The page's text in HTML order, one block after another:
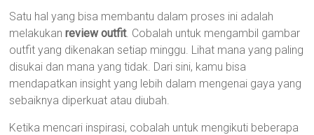
Satu hal yang bisa membantu dalam proses ini adalah
melakukanreview outfit. Cobalah untuk mengambil gambar
outfit yang dikenakan setiap minggu. Lihat mana yang paling
disukai dan mana yang tidak. Dari sini, kamu bisa
mendapatkan insight yang lebih dalam mengenai gaya yang
sebaiknya diperkuat atau diubah.
Ketika mencari inspirasi, cobalah untuk mengikuti beberapa